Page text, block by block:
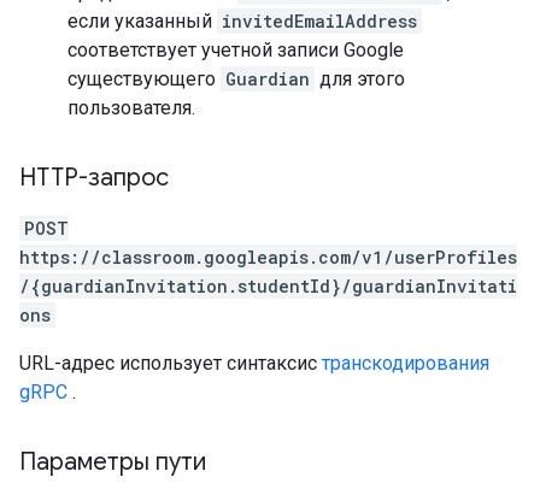
если указанный invitedEmailAddress
соответствует учетной записи Google
существующего Guardian для этого
пользователя.
HTTP-запрос
POST
https://classroom.googleapis.com/v1/userProfiles
/{guardianInvitation.studentId}/guardianInvitati
ons
URL-адрес использует синтаксис транскодирования
gRPC .
Параметры пути